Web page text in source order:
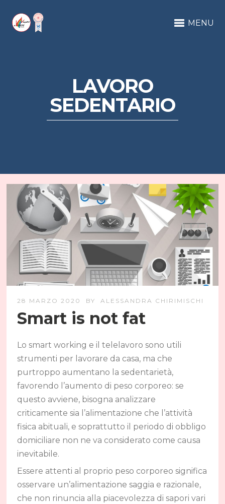
MENU
LAVORO
SEDENTARIO
28 MARZO 2020 BY ALESSANDRA CHIRIMISCHI
Smart is not fat
Lo smart working e il telelavoro sono utili
strumenti per lavorare da casa, ma che
purtroppo aumentano la sedentarietà,
favorendo l’aumento di peso corporeo: se
questo avviene, bisogna analizzare
criticamente sia l’alimentazione che l’attività
fisica abituali, e soprattutto il periodo di obbligo
domiciliare non ne va considerato come causa
inevitabile.
Essere attenti al proprio peso corporeo significa
osservare un’alimentazione saggia e razionale,
che non rinuncia alla piacevolezza di sapori vari